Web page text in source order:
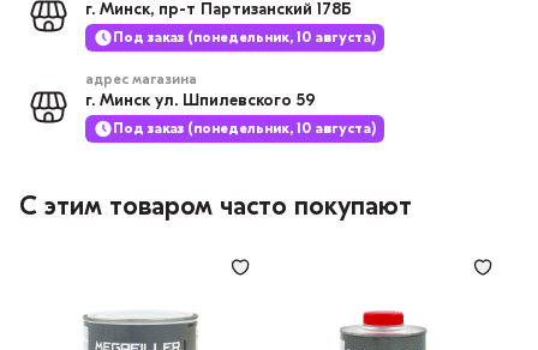
г. Минск, пр-т Партизанский 178Б
Под заказ (понедельник, 10 августа)
адрес магазина
г. Минск ул. Шпилевского 59
Под заказ (понедельник, 10 августа)
С этим товаром часто покупают